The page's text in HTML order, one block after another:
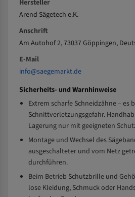
Hersteller
Arend Sägetech e.K.
Anschrift
Am Autohof 2, 73037 Göppingen,
E-Mail
info@saegemarkt.de
Sicherheits- und Warnhinweise
Extrem scharfe Schneidzähne – es
Schnittverletzungsgefahr.
Lagerung nur mit geeigneten
Montage und Wechsel des
ausgeschalteter und vom Netz
durchführen.
Beim Betrieb Schutzbrille und
lose Kleidung, Schmuck oder